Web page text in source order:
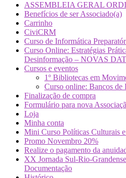
ASSEMBLEIA GERAL
Benefícios de ser Associado(a)
Carrinho
CiviCRM
Curso de Informática
Curso Online: Estratégias
Desinformação – NOVAS
Cursos e eventos
1º Bibliotecas em
Curso online: Bancos de
Finalização de compra
Formulário para nova
Loja
Minha conta
Mini Curso Políticas Culturais
Promo Novembro 20%
Realize o pagamento da
XX Jornada Sul-Rio-
Documentação